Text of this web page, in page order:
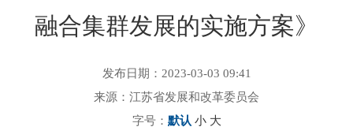
融合集群发展的实施方案》
发布日期：2023-03-03 09:41
来源：江苏省发展和改革委员会
字号： 默认 小 大